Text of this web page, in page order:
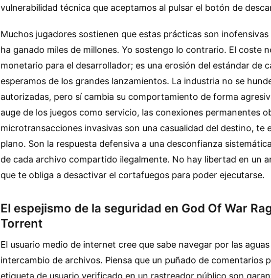
vulnerabilidad técnica que aceptamos al pulsar el botón de
Muchos jugadores sostienen que estas prácticas son
ha ganado miles de millones. Yo sostengo lo contrario. El coste
monetario para el desarrollador; es una erosión del estándar de
esperamos de los grandes lanzamientos. La industria no se
autorizadas, pero sí cambia su comportamiento de forma
auge de los juegos como servicio, las conexiones permanentes
microtransacciones invasivas son una casualidad del destino, te
plano. Son la respuesta defensiva a una desconfianza
de cada archivo compartido ilegalmente. No hay libertad en un
que te obliga a desactivar el cortafuegos para poder ejecutarse.
El espejismo de la seguridad en God Of War
Torrent
El usuario medio de internet cree que sabe navegar por las
intercambio de archivos. Piensa que un puñado de comentarios